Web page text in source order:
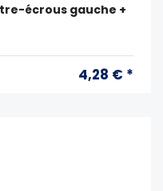
écrous gauche +
4,28 € *